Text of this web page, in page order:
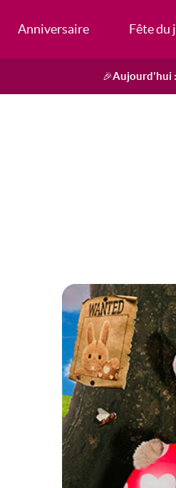
Anniversaire Fête du
🎉Aujourd'hui :